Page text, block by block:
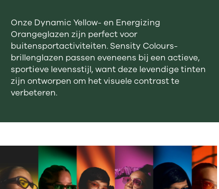
Onze Dynamic Yellow- en Energizing
Orangeglazen zijn perfect voor
buitensportactiviteiten. Sensity Colours-
brillenglazen passen eveneens bij een actieve,
sportieve levensstijl, want deze levendige tinten
zijn ontworpen om het visuele contrast te
verbeteren.